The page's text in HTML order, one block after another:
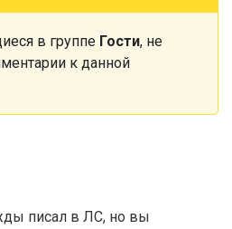
в группе Гости, не
к данной
писал в ЛС, но вы